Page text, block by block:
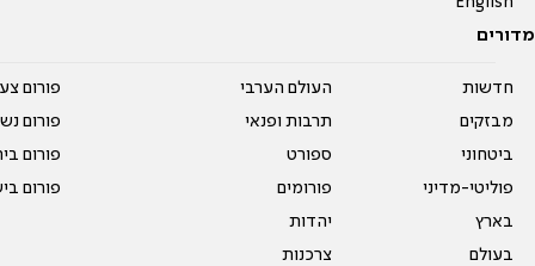
מדורים
חדשות
מבזקים
ביטחוני
פוליטי-מדיני
בארץ
בעולם
העולם הערבי
תרבות ופנאי
ספורט
פורומים
יהדות
צרכנות
פורום
פורום
פורום
פורום